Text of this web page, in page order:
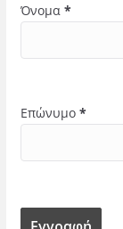
Όνομα *
Επώνυμο *